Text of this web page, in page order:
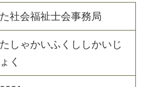
社会福祉士会事務局
しゃかいふくししかいじ
く